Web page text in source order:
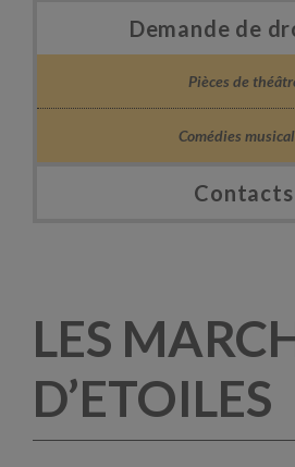
Demande de
Pièces de
Comédies
Contacts
LES
D’ETOILES